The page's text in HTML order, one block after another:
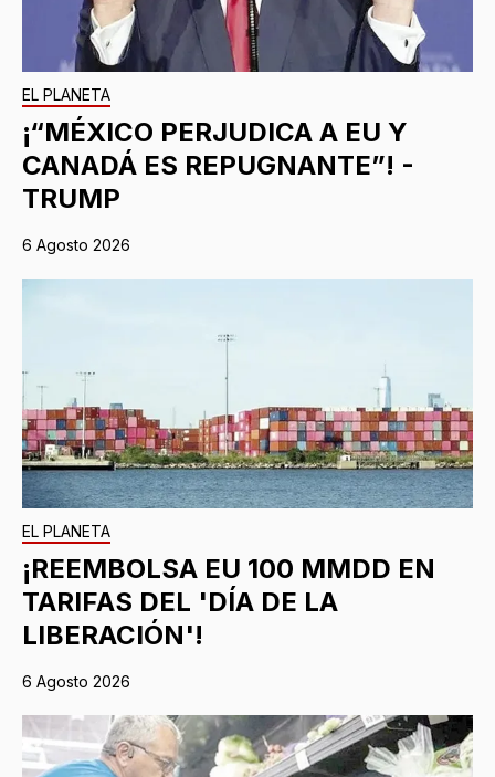
EL PLANETA
¡“MÉXICO PERJUDICA A EU Y
CANADÁ ES REPUGNANTE”! -
TRUMP
6 Agosto 2026
EL PLANETA
¡REEMBOLSA EU 100 MMDD EN
TARIFAS DEL 'DÍA DE LA
LIBERACIÓN'!
6 Agosto 2026